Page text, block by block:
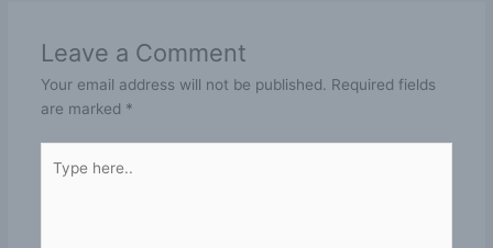
Leave a Comment
Your email address will not be published. Required fields
are marked *
here..